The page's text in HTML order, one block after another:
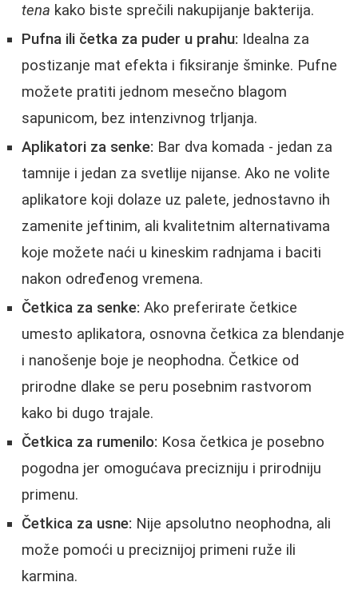
tena kako biste sprečili nakupijanje bakterija.
Pufna ili četka za puder u prahu: Idealna za
postizanje mat efekta i fiksiranje šminke. Pufne
možete pratiti jednom mesečno blagom
sapunicom, bez intenzivnog trljanja.
Aplikatori za senke: Bar dva komada - jedan za
tamnije i jedan za svetlije nijanse. Ako ne volite
aplikatore koji dolaze uz palete, jednostavno ih
zamenite jeftinim, ali kvalitetnim alternativama
koje možete naći u kineskim radnjama i baciti
nakon određenog vremena.
Četkica za senke: Ako preferirate četkice
umesto aplikatora, osnovna četkica za blendanje
i nanošenje boje je neophodna. Četkice od
prirodne dlake se peru posebnim rastvorom
kako bi dugo trajale.
Četkica za rumenilo: Kosa četkica je posebno
pogodna jer omogućava precizniju i prirodniju
primenu.
Četkica za usne: Nije apsolutno neophodna, ali
može pomoći u preciznijoj primeni ruže ili
karmina.